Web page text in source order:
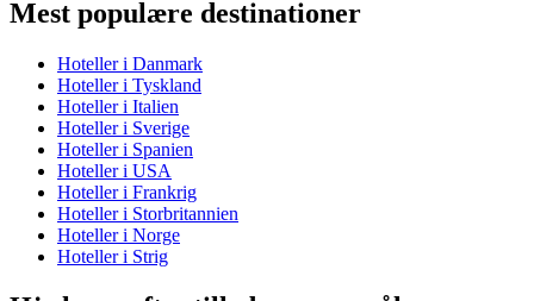
Mest populære destinationer
Hoteller i Danmark
Hoteller i Tyskland
Hoteller i Italien
Hoteller i Sverige
Hoteller i Spanien
Hoteller i USA
Hoteller i Frankrig
Hoteller i Storbritannien
Hoteller i Norge
Hoteller i Strig